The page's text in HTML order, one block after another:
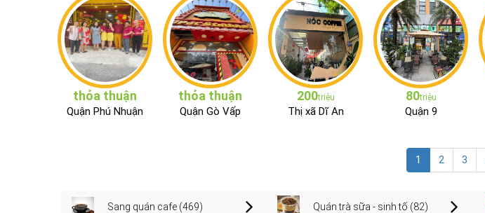
thỏa thuận
Quận Phú Nhuận
thỏa thuận
Quận Gò Vấp
200triệu
Thị xã Dĩ An
80triệu
Quận 9
1 2 3
Sang quán cafe (469) Quán trà sữa - sinh tố (82)